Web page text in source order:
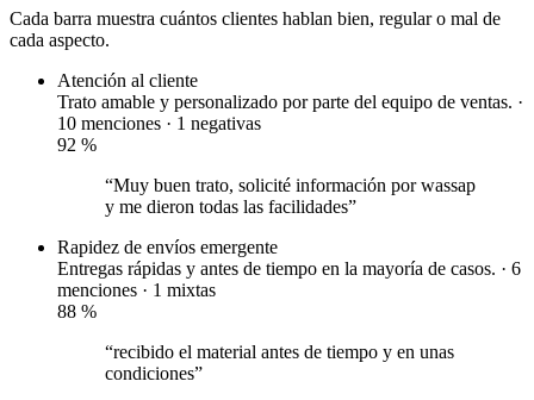
Cada barra muestra cuántos clientes hablan bien, regular o mal de
cada aspecto.
Atención al cliente
Trato amable y personalizado por parte del equipo de ventas. ·
10 menciones · 1 negativas
92 %
“Muy buen trato, solicité información por wassap
y me dieron todas las facilidades”
Rapidez de envíos emergente
Entregas rápidas y antes de tiempo en la mayoría de casos. · 6
menciones · 1 mixtas
88 %
“recibido el material antes de tiempo y en unas
condiciones”